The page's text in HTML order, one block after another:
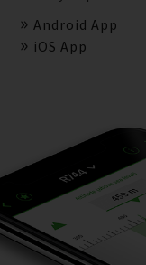
Android App
iOS App